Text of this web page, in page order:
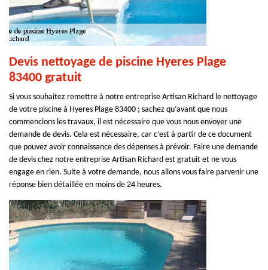
Devis nettoyage de piscine Hyeres Plage
83400 gratuit
Si vous souhaitez remettre à notre entreprise Artisan Richard le nettoyage
de votre piscine à Hyeres Plage 83400 ; sachez qu’avant que nous
commencions les travaux, il est nécessaire que vous nous envoyer une
demande de devis. Cela est nécessaire, car c’est à partir de ce document
que pouvez avoir connaissance des dépenses à prévoir. Faire une demande
de devis chez notre entreprise Artisan Richard est gratuit et ne vous
engage en rien. Suite à votre demande, nous allons vous faire parvenir une
réponse bien détaillée en moins de 24 heures.